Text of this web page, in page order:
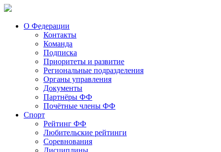
О Федерации
Контакты
Команда
Подписка
Приоритеты и развитие
Региональные подразделения
Органы управления
Документы
Партнёры ФФ
Почётные члены ФФ
Спорт
Рейтинг ФФ
Любительские рейтинги
Соревнования
Дисциплины